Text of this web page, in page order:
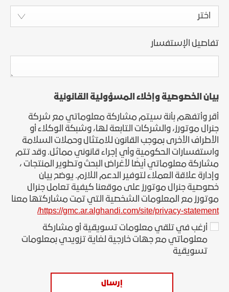
اختر
تفاصيل الإستفسار
بيان الخصوصية وإخلاء المسؤولية القانونية
أقر وأتفهم بأنة سيتم مشاركة معلوماتي مع شركة
جنرال موتورز، والشركات التابعة لها، وشبكة الوكلاء أو
الأطراف الأخرى بموجب القانون للامتثال وحملات السلامة
واستفسارات الحكومية وأي إجراء قانوني مماثل. وقد تتم
مشاركة معلوماتي أيضًا لأغراض البحث وتطوير المنتجات ،
وإدارة علاقة العملاء لتوفير الدعم اللازم. يوضح بيان
خصوصية جنرال موتورز على موقعنا كيفية تعامل جنرال
موتورز مع المعلومات الشخصية التي تمت مشاركتها معنا
https://gmc.ar.alghandi.com/site/privacy-statement/
أرغب في تلقي معلومات تسويقية أو مشاركة
معلوماتي مع جهات خارجية لغاية تزويدي بمعلومات
تسويقية
إرسال